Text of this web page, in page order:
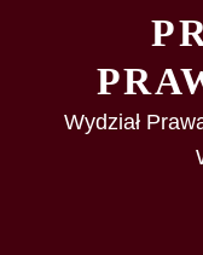
Wydział